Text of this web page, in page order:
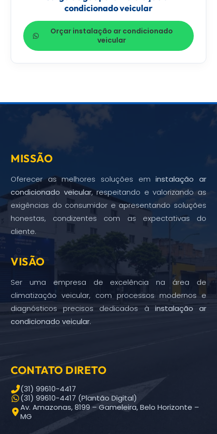
condicionado veicular
Orçar instalação ar condicionado
veicular
MISSÃO
Oferecer as melhores soluções eminstalação ar
condicionado veicular, respeitando e valorizando as
exigências do consumidor e apresentando soluções
honestas, condizentes com as expectativas do
cliente.
VISÃO
Ser uma empresa de excelência na área de
climatização veicular, com processos modernos e
diagnósticos precisos dedicados à instalação ar
condicionado veicular.
CONTATO DIRETO
(31) 99610-4417
(31) 99610-4417 (Plantão Digital)
Av. Amazonas, 8199 – Gameleira, Belo Horizonte –
MG